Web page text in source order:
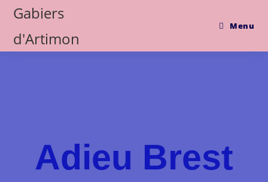
Gabiers
d'Artimon
Menu
Adieu Brest